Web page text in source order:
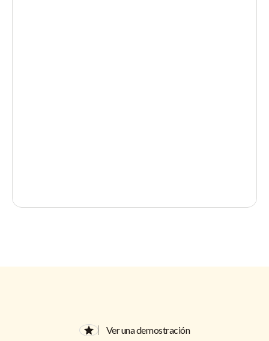
Ver una demostración